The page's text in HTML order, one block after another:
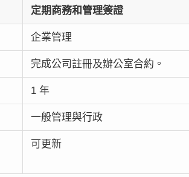
定期商務和管理簽證
企業管理
完成公司註冊及辦公室合約。
1 年
一般管理與行政
可更新